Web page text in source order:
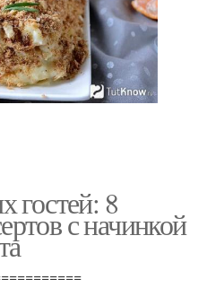
гостей: 8
с начинкой